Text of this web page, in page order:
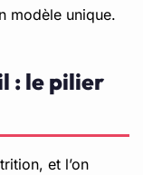
modèle unique.
: le pilier
et l’on